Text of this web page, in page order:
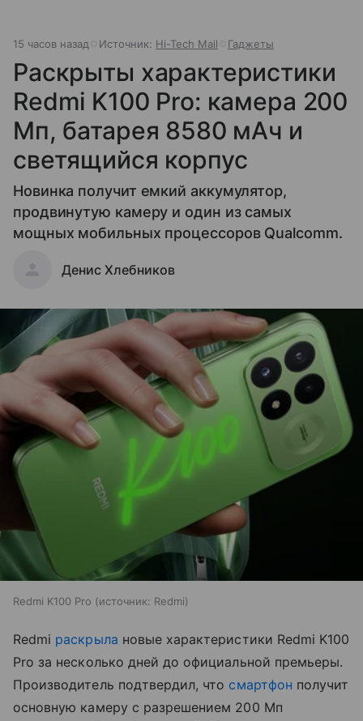
15 часов назад Источник: Hi-Tech Mail Гаджеты
Раскрыты характеристики
Redmi K100 Pro: камера 200
Мп, батарея 8580 мАч и
светящийся корпус
Новинка получит емкий аккумулятор,
продвинутую камеру и один из самых
мощных мобильных процессоров Qualcomm.
Денис Хлебников
Redmi K100 Pro источник: Redmi
Redmi раскрыла новые характеристики Redmi K100
Pro за несколько дней до официальной премьеры.
Производитель подтвердил, что смартфон получит
основную камеру с разрешением 200 Мп